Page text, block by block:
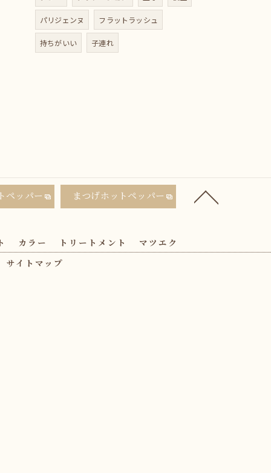
パリジェンヌ フラットラッシュ
持ちがいい 子連れ
ペッパー まつげホットペッパー
カラー トリートメント
マツエク
サイトマップ